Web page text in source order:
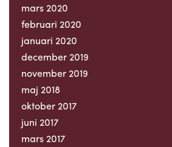
mars 2020
februari 2020
januari 2020
december 2019
november 2019
maj 2018
oktober 2017
juni 2017
mars 2017